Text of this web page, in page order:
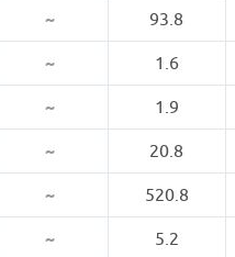
~ 93.8
~ 1.6
~ 1.9
~ 20.8
~ 520.8
~ 5.2